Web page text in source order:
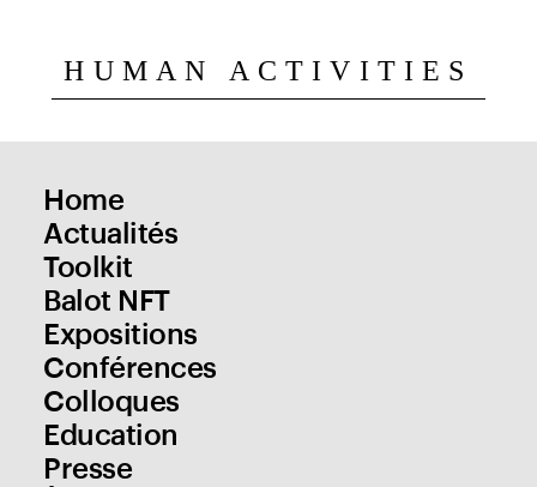
HUMAN ACTIVITIES
Home
Actualités
Toolkit
Balot NFT
Expositions
Conférences
Colloques
Education
Presse